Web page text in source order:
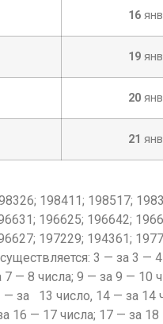
16
19
20
21
198411; 198517;
196625; 196642;
197229; 194361;
3 — за 3 — 4
7 — 8 числа; 9 — за 9 — 10
— за 13 число, 14 — за
16 — 17 числа; 17 — за 18